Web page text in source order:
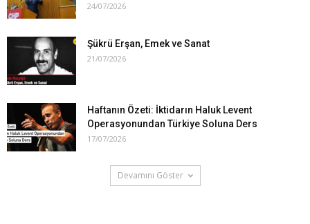
24/07/2026
Şükrü Erşan, Emek ve Sanat
21/07/2026
Haftanın Özeti: İktidarın Haluk Levent
Operasyonundan Türkiye Soluna Ders
17/07/2026
Devamını Göster